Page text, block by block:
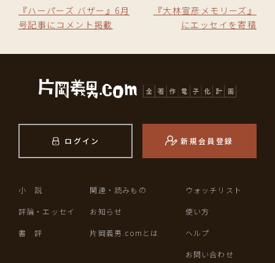
『ハーパーズ バザー』6月
号記事にコメント掲載
『大林宣彦メモリーズ』
にエッセイを寄稿
ログイン 新規会員登録
小 説
評論・エッセイ
書 評
関連・読みもの
お知らせ
片岡義男.comとは
ウォッチリスト
使い方
ヘルプ
お問い合わせ